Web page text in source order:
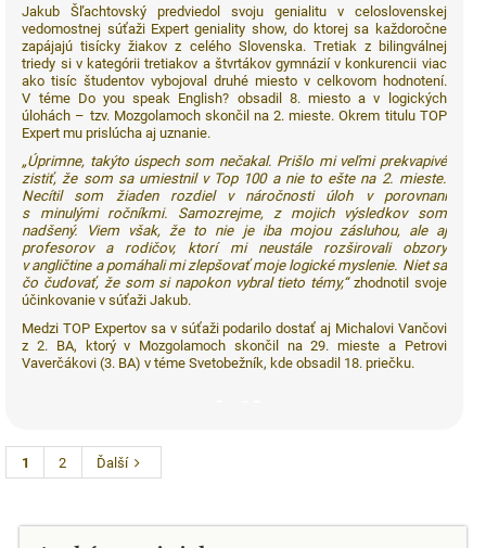
Jakub Šľachtovský predviedol svoju genialitu v celoslovenskej
vedomostnej súťaži Expert geniality show, do ktorej sa každoročne
zapájajú tisícky žiakov z celého Slovenska. Tretiak z bilingválnej
triedy si v kategórii tretiakov a štvrtákov gymnázií v konkurencii viac
ako tisíc študentov vybojoval druhé miesto v celkovom hodnotení.
V téme Do you speak English? obsadil 8. miesto a v logických
úlohách – tzv. Mozgolamoch skončil na 2. mieste. Okrem titulu TOP
Expert mu prislúcha aj uznanie.
„Úprimne, takýto úspech som nečakal. Prišlo mi veľmi prekvapivé
zistiť, že som sa umiestnil v Top 100 a nie to ešte na 2. mieste.
Necítil som žiaden rozdiel v náročnosti úloh v porovnaní
s minulými ročníkmi. Samozrejme, z mojich výsledkov som
nadšený. Viem však, že to nie je iba mojou zásluhou, ale aj
profesorov a rodičov, ktorí mi neustále rozširovali obzory
v angličtine a pomáhali mi zlepšovať moje logické myslenie. Niet sa
čo čudovať, že som si napokon vybral tieto témy,“zhodnotil svoje
účinkovanie v súťaži Jakub.
Medzi TOP Expertov sa v súťaži podarilo dostať aj Michalovi Vančovi
z 2. BA, ktorý v Mozgolamoch skončil na 29. mieste a Petrovi
Vaverčákovi (3. BA) v téme Svetobežník, kde obsadil 18. priečku.
1 2 Ďalší